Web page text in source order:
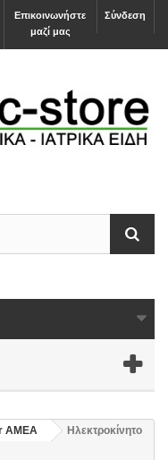
Σύνδεση
Επικοινωνήστε
μαζί μας
ΑΜΕΑ
Ηλεκτροκίνητο